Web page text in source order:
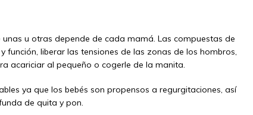
u otras depende de cada mamá. Las compuestas de
liberar las tensiones de las zonas de los hombros,
acariciar al pequeño o cogerle de la manita.
ya que los bebés son propensos a regurgitaciones, así
de quita y pon.